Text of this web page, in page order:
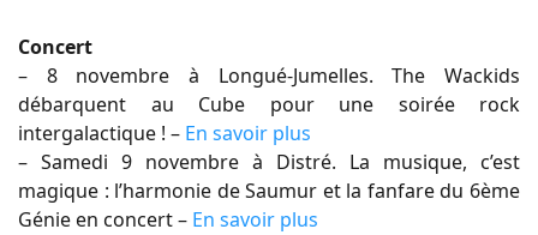
Concert
– 8 novembre à Longué-Jumelles. The Wackids
débarquent au Cube pour une soirée rock
intergalactique ! – En savoir plus
– Samedi 9 novembre à Distré. La musique, c’est
magique : l’harmonie de Saumur et la fanfare du 6ème
Génie en concert – En savoir plus